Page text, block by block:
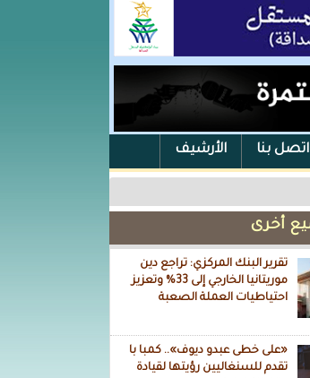
اتصل بنا الأرشيف
أخرى
تقرير البنك المركزي: تراجع دين
موريتانيا الخارجي إلى 33% وتعزيز
احتياطيات العملة الصعبة
«على خطى عبدو ديوف».. كمبا با
تقدم للسنغاليين رؤيتها لقيادة